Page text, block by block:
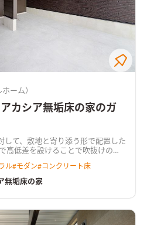
ーム）
カシア無垢床の家のガ
して、敷地と寄り添う形で配置した
入れ温水
で、住環境でも暖かくなる空間にし
ル#モダン#コンクリート床
無垢床の家